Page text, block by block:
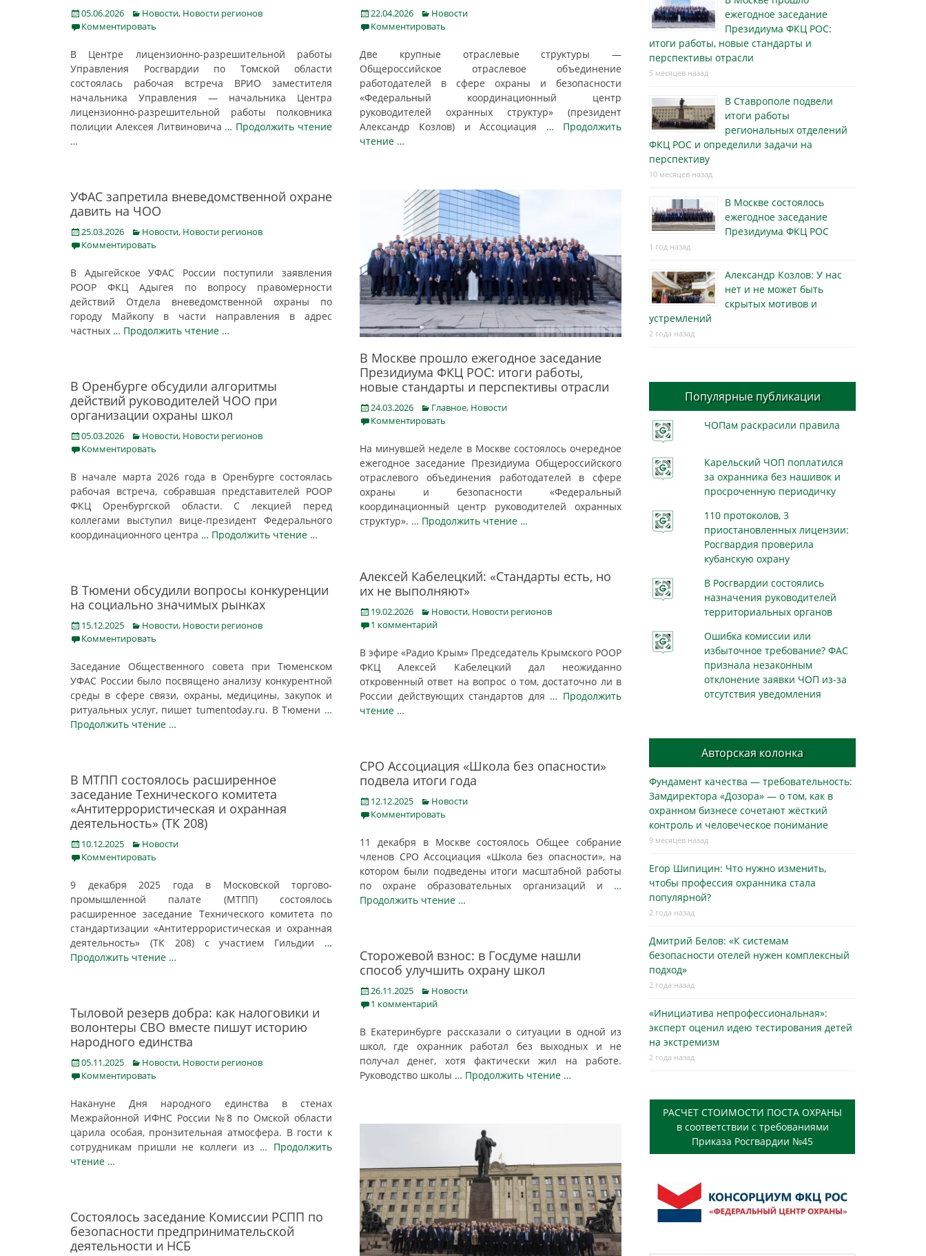
Posted
on
05.06.2026 Categories
Новости, Новости регионов
Комментировать
В Центре лицензионно-разрешительной работы
Управления Росгвардии по Томской области
состоялась рабочая встреча ВРИО заместителя
начальника Управления — начальника Центра
лицензионно-разрешительной работы полковника
полиции Алексея Литвиновича … Продолжить чтение
…
Posted
on
22.04.2026 Categories
Новости
Комментировать
Две крупные отраслевые структуры —
Общероссийское отраслевое объединение
работодателей в сфере охраны и безопасности
«Федеральный координационный центр
руководителей охранных структур» (президент
Александр Козлов) и Ассоциация … Продолжить
чтение …
УФАС запретила вневедомственной охране
давить на ЧОО
Posted
on
25.03.2026 Categories
Новости, Новости регионов
Комментировать
В Адыгейское УФАС России поступили заявления
РООР ФКЦ Адыгея по вопросу правомерности
действий Отдела вневедомственной охраны по
городу Майкопу в части направления в адрес
частных … Продолжить чтение …
В Москве прошло ежегодное заседание
Президиума ФКЦ РОС: итоги работы,
новые стандарты и перспективы отрасли
Posted
on
24.03.2026 Categories
Главное, Новости
Комментировать
На минувшей неделе в Москве состоялось очередное
ежегодное заседание Президиума Общероссийского
отраслевого объединения работодателей в сфере
охраны и безопасности «Федеральный
координационный центр руководителей охранных
структур». … Продолжить чтение …
В Оренбурге обсудили алгоритмы
действий руководителей ЧОО при
организации охраны школ
Posted
on
05.03.2026 Categories
Новости, Новости регионов
Комментировать
В начале марта 2026 года в Оренбурге состоялась
рабочая встреча, собравшая представителей РООР
ФКЦ Оренбургской области. С лекцией перед
коллегами выступил вице-президент Федерального
координационного центра … Продолжить чтение …
Алексей Кабелецкий: «Стандарты есть, но
их не выполняют»
Posted
on
19.02.2026 Categories
Новости, Новости регионов
1 комментарий
В эфире «Радио Крым» Председатель Крымского РООР
ФКЦ Алексей Кабелецкий дал неожиданно
откровенный ответ на вопрос о том, достаточно ли в
России действующих стандартов для … Продолжить
чтение …
В Тюмени обсудили вопросы конкуренции
на социально значимых рынках
Posted
on
15.12.2025 Categories
Новости, Новости регионов
Комментировать
Заседание Общественного совета при Тюменском
УФАС России было посвящено анализу конкурентной
среды в сфере связи, охраны, медицины, закупок и
ритуальных услуг, пишет tumentoday.ru. В Тюмени …
Продолжить чтение …
СРО Ассоциация «Школа без опасности»
подвела итоги года
Posted
on
12.12.2025 Categories
Новости
Комментировать
11 декабря в Москве состоялось Общее собрание
членов СРО Ассоциация «Школа без опасности», на
котором были подведены итоги масштабной работы
по охране образовательных организаций и …
Продолжить чтение …
В МТПП состоялось расширенное
заседание Технического комитета
«Антитеррористическая и охранная
деятельность» (ТК 208)
Posted
on
10.12.2025 Categories
Новости
Комментировать
9 декабря 2025 года в Московской торгово-
промышленной палате (МТПП) состоялось
расширенное заседание Технического комитета по
стандартизации «Антитеррористическая и охранная
деятельность» (ТК 208) с участием Гильдии …
Продолжить чтение …
Сторожевой взнос: в Госдуме нашли
способ улучшить охрану школ
Posted
on
26.11.2025 Categories
Новости
1 комментарий
В Екатеринбурге рассказали о ситуации в одной из
школ, где охранник работал без выходных и не
получал денег, хотя фактически жил на работе.
Руководство школы … Продолжить чтение …
Тыловой резерв добра: как налоговики и
волонтеры СВО вместе пишут историю
народного единства
Posted
on
05.11.2025 Categories
Новости, Новости регионов
Комментировать
Накануне Дня народного единства в стенах
Межрайонной ИФНС России №8 по Омской области
царила особая, пронзительная атмосфера. В гости к
сотрудникам пришли не коллеги из … Продолжить
чтение …
Состоялось заседание Комиссии РСПП по
безопасности предпринимательской
деятельности и НСБ
ежегодное заседание
Президиума ФКЦ РОС:
итоги работы, новые стандарты и
перспективы отрасли
5 месяцев назад
В Ставрополе подвели
итоги работы
региональных отделений
ФКЦ РОС и определили задачи на
перспективу
10 месяцев назад
В Москве состоялось
ежегодное заседание
Президиума ФКЦ РОС
1 год назад
Александр Козлов: У нас
нет и не может быть
скрытых мотивов и
устремлений
2 года назад
Популярные публикации
ЧОПам раскрасили правила
Карельский ЧОП поплатился
за охранника без нашивок и
просроченную периодичку
110 протоколов, 3
приостановленных лицензии:
Росгвардия проверила
кубанскую охрану
В Росгвардии состоялись
назначения руководителей
территориальных органов
Ошибка комиссии или
избыточное требование? ФАС
признала незаконным
отклонение заявки ЧОП из-за
отсутствия уведомления
Авторская колонка
Фундамент качества — требовательность:
Замдиректора «Дозора» — о том, как в
охранном бизнесe сочетают жёсткий
контроль и человеческое понимание
9 месяцев назад
Егор Шипицин: Что нужно изменить,
чтобы профессия охранника стала
популярной?
2 года назад
Дмитрий Белов: «К системам
безопасности отелей нужен комплексный
подход»
2 года назад
«Инициатива непрофессиональная»:
эксперт оценил идею тестирования детей
на экстремизм
2 года назад
РАСЧЕТ СТОИМОСТИ ПОСТА ОХРАНЫ
в соответствии с требованиями
Приказа Росгвардии №45